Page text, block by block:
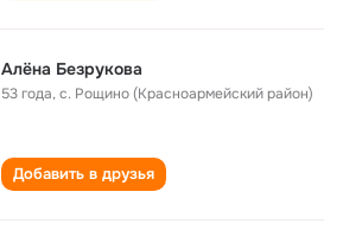
Алёна Безрукова
53 года,с. Рощино (Красноармейский район)
Добавить в друзья